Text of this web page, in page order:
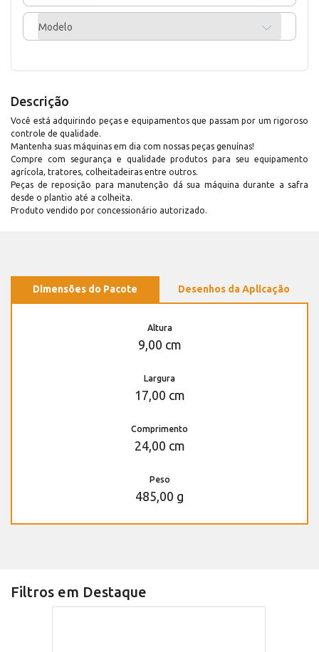
Modelo
Descrição
Você está adquirindo peças e equipamentos que passam por um rigoroso
controle de qualidade.
Mantenha suas máquinas em dia com nossas peças genuínas!
Compre com segurança e qualidade produtos para seu equipamento
agrícola, tratores, colheitadeiras entre outros.
Peças de reposição para manutenção dá sua máquina durante a safra
desde o plantio até a colheita.
Produto vendido por concessionário autorizado.
Dimensões do Pacote Desenhos da Aplicação
Altura
9,00 cm
Largura
17,00 cm
Comprimento
24,00 cm
Peso
485,00 g
Filtros em Destaque